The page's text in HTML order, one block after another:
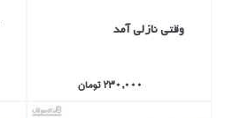
وقتي نازلي آمد
230,000 تومان